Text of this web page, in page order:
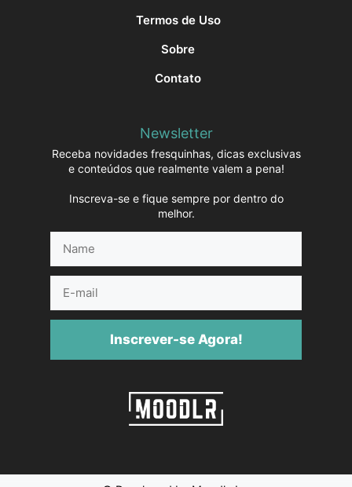
Termos de Uso
Sobre
Contato
Newsletter
Receba novidades fresquinhas, dicas exclusivas
e conteúdos que realmente valem a pena!
Inscreva-se e fique sempre por dentro do
melhor.
mail
Inscrever-se Agora!